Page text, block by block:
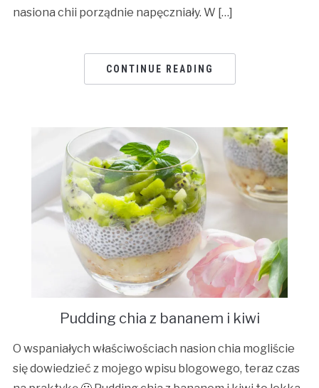
nasiona chii porządnie napęczniały. W […]
CONTINUE READING
Pudding chia z bananem i kiwi
O wspaniałych właściwościach nasion chia mogliście
się dowiedzieć z mojego wpisu blogowego, teraz czas